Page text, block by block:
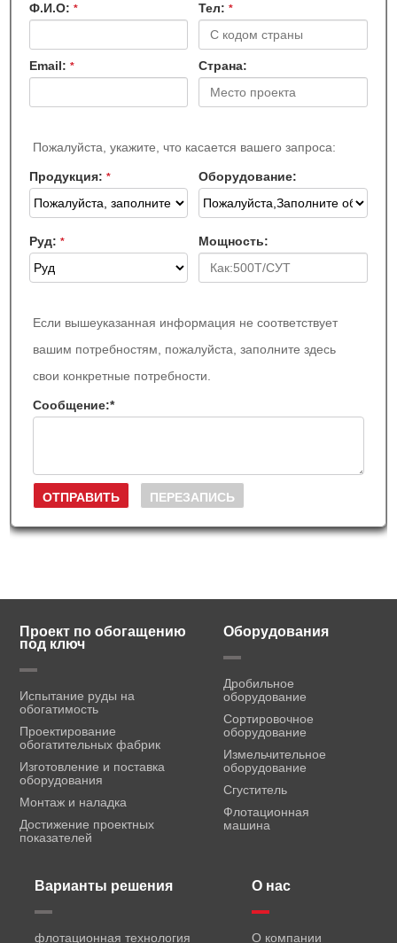
Ф.И.О:* Teл: *
Email:* Страна:
Пожалуйста, укажите, что касается вашего запроса:
Продукция:* Оборудование:
Руд:* Мощность:
Если вышеуказанная информация не соответствует
вашим потребностям, пожалуйста, заполните здесь
свои конкретные потребности.
Сообщение:*
Проект по обогащению
под ключ
Испытание руды на
обогатимость
Проектирование
обогатительных фабрик
Изготовление и поставка
оборудования
Монтаж и наладка
Достижение проектных
показателей
Оборудования
Дробильное
оборудование
Сортировочное
оборудование
Измельчительное
оборудование
Сгуститель
Флотационная
машина
Варианты решения
флотационная технология
О нас
О компании